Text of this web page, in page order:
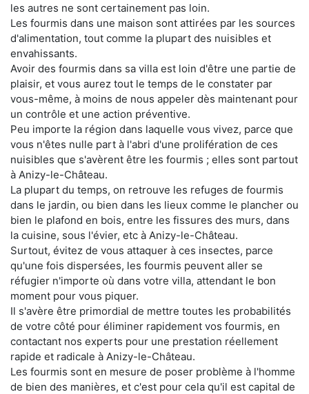
les autres ne sont certainement pas loin.
Les fourmis dans une maison sont attirées par les sources
d'alimentation, tout comme la plupart des nuisibles et
envahissants.
Avoir des fourmis dans sa villa est loin d'être une partie de
plaisir, et vous aurez tout le temps de le constater par
vous-même, à moins de nous appeler dès maintenant pour
un contrôle et une action préventive.
Peu importe la région dans laquelle vous vivez, parce que
vous n'êtes nulle part à l'abri d'une prolifération de ces
nuisibles que s'avèrent être les fourmis ; elles sont partout
à Anizy-le-Château.
La plupart du temps, on retrouve les refuges de fourmis
dans le jardin, ou bien dans les lieux comme le plancher ou
bien le plafond en bois, entre les fissures des murs, dans
la cuisine, sous l'évier, etc à Anizy-le-Château.
Surtout, évitez de vous attaquer à ces insectes, parce
qu'une fois dispersées, les fourmis peuvent aller se
réfugier n'importe où dans votre villa, attendant le bon
moment pour vous piquer.
Il s'avère être primordial de mettre toutes les probabilités
de votre côté pour éliminer rapidement vos fourmis, en
contactant nos experts pour une prestation réellement
rapide et radicale à Anizy-le-Château.
Les fourmis sont en mesure de poser problème à l'homme
de bien des manières, et c'est pour cela qu'il est capital de